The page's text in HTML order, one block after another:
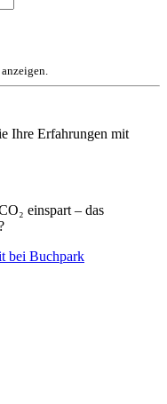
Ihre Erfahrungen mit
einspart – das
bei Buchpark